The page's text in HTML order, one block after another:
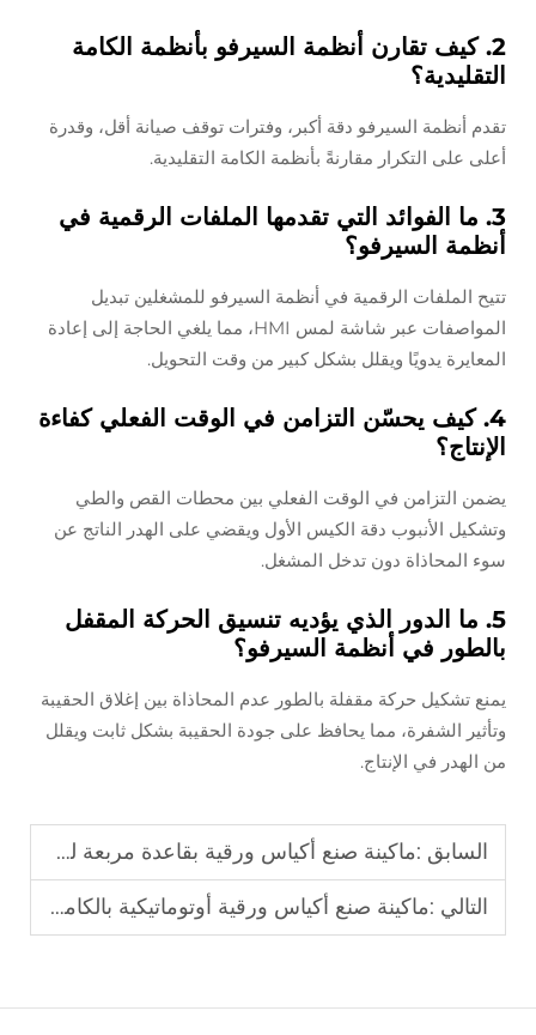
2. كيف تقارن أنظمة السيرفو بأنظمة الكامة
التقليدية؟
تقدم أنظمة السيرفو دقة أكبر، وفترات توقف صيانة أقل، وقدرة
أعلى على التكرار مقارنةً بأنظمة الكامة التقليدية.
3. ما الفوائد التي تقدمها الملفات الرقمية في
أنظمة السيرفو؟
تتيح الملفات الرقمية في أنظمة السيرفو للمشغلين تبديل
المواصفات عبر شاشة لمس HMI، مما يلغي الحاجة إلى إعادة
المعايرة يدويًا ويقلل بشكل كبير من وقت التحويل.
4. كيف يحسّن التزامن في الوقت الفعلي كفاءة
الإنتاج؟
يضمن التزامن في الوقت الفعلي بين محطات القص والطي
وتشكيل الأنبوب دقة الكيس الأول ويقضي على الهدر الناتج عن
سوء المحاذاة دون تدخل المشغل.
5. ما الدور الذي يؤديه تنسيق الحركة المقفل
بالطور في أنظمة السيرفو؟
يمنع تشكيل حركة مقفلة بالطور عدم المحاذاة بين إغلاق الحقيبة
وتأثير الشفرة، مما يحافظ على جودة الحقيبة بشكل ثابت ويقلل
من الهدر في الإنتاج.
السابق :ماكينة صنع أكياس ورقية بقاعدة مربعة لصناعة أكياس التسوق والأغراض الغذائية
التالي :ماكينة صنع أكياس ورقية أوتوماتيكية بالكامل بدقة عالية